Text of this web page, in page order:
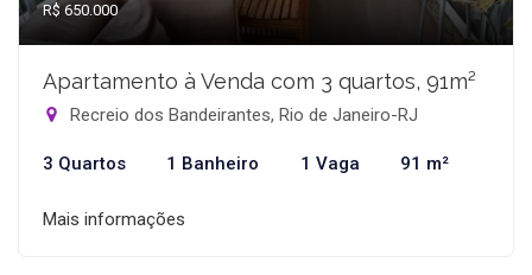
R$ 650.000
Apartamento à Venda com 3 quartos, 91m²
Recreio dos Bandeirantes, Rio de Janeiro-RJ
3 Quartos 1 Banheiro 1 Vaga 91 m²
Mais informações